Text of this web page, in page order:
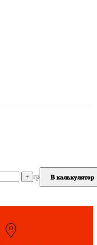
гр В калькулятор